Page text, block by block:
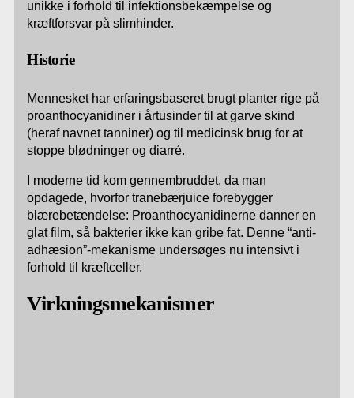
unikke i forhold til infektionsbekæmpelse og
kræftforsvar på slimhinder.
Historie
Mennesket har erfaringsbaseret brugt planter rige på
proanthocyanidiner i årtusinder til at garve skind
(heraf navnet tanniner) og til medicinsk brug for at
stoppe blødninger og diarré.
I moderne tid kom gennembruddet, da man
opdagede, hvorfor tranebærjuice forebygger
blærebetændelse: Proanthocyanidinerne danner en
glat film, så bakterier ikke kan gribe fat. Denne “anti-
adhæsion”-mekanisme undersøges nu intensivt i
forhold til kræftceller.
Virkningsmekanismer